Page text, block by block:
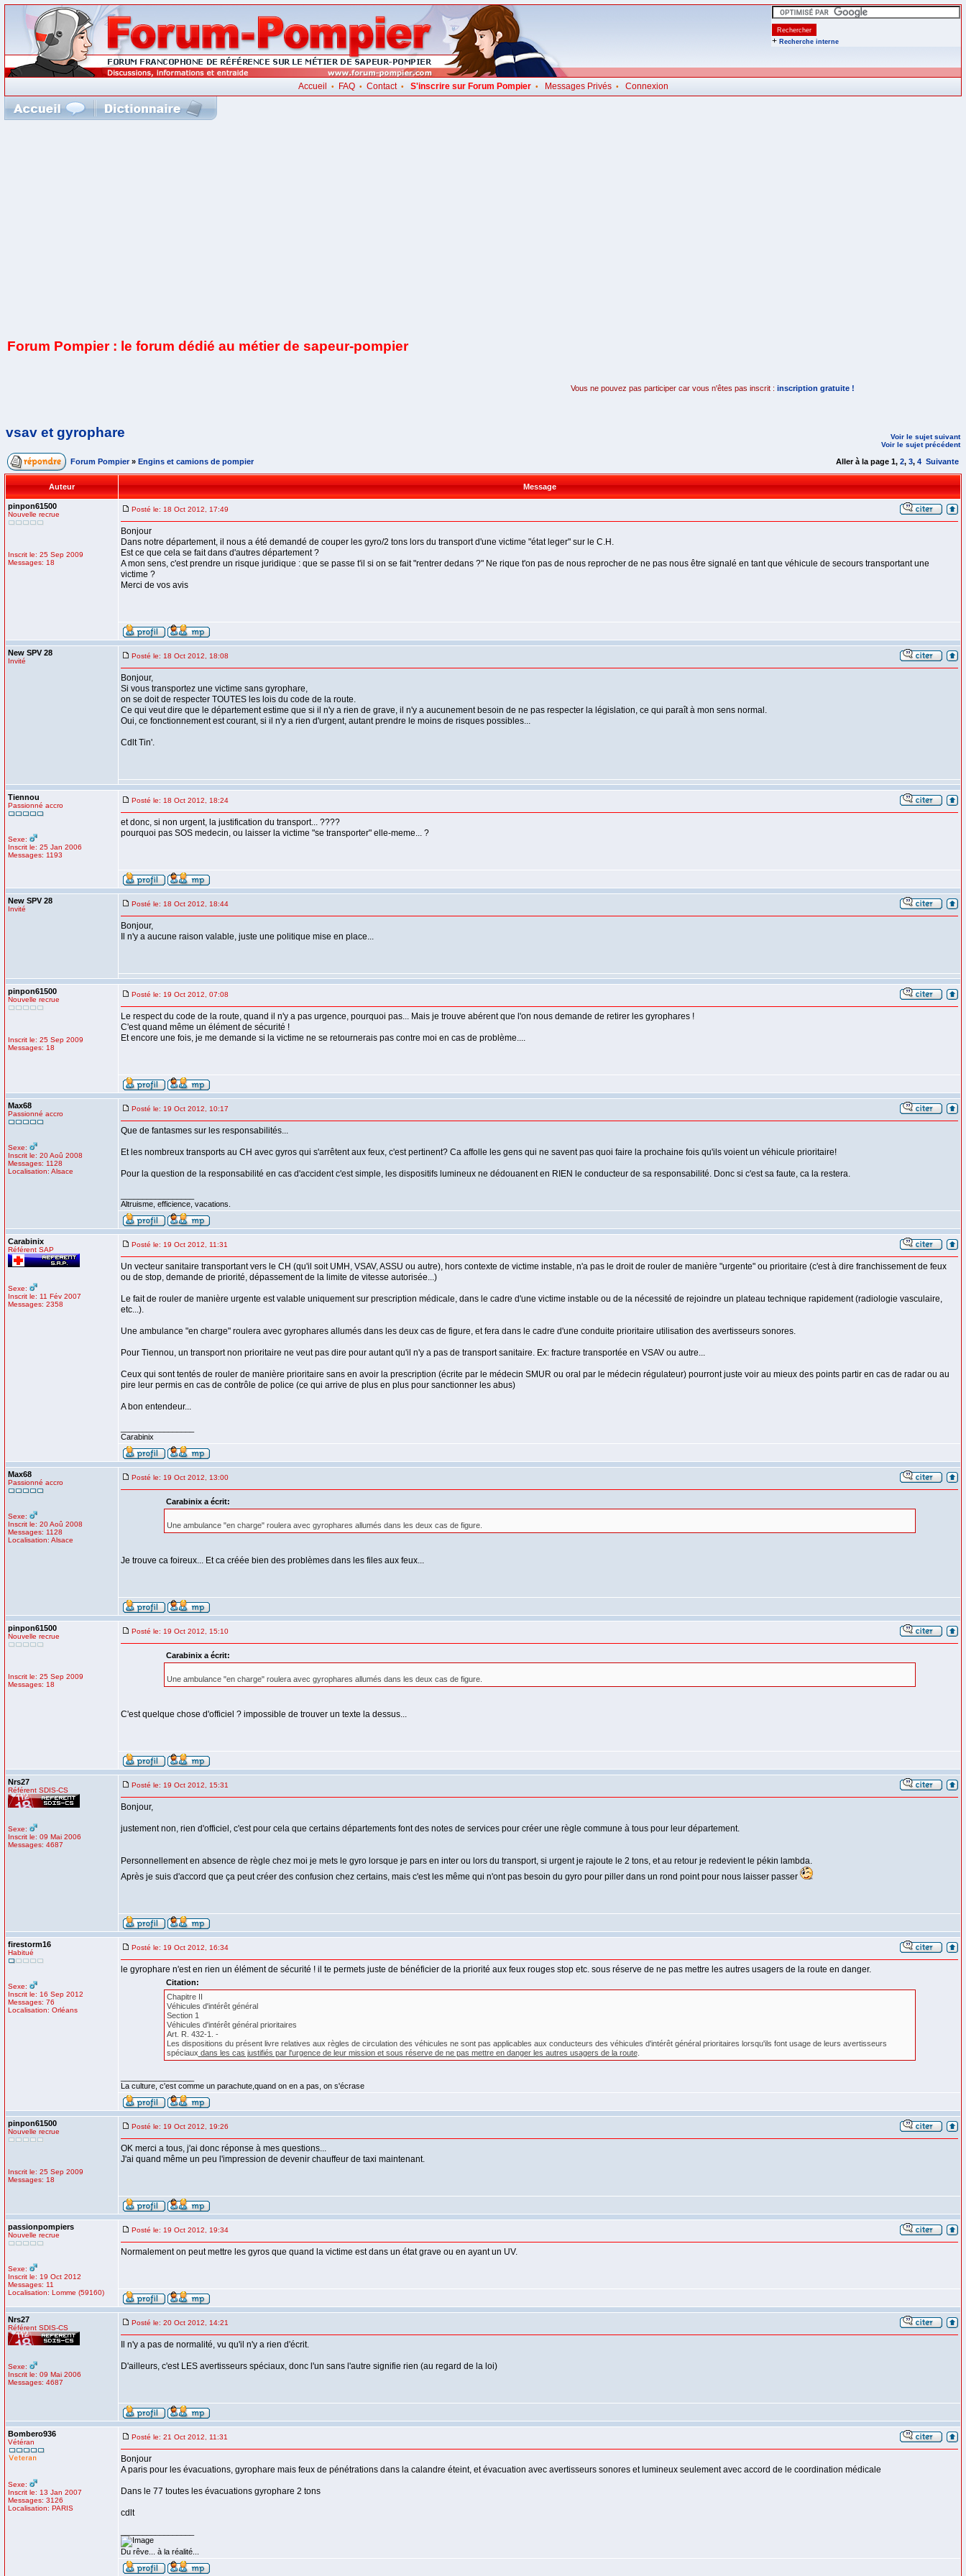
+ Recherche interne
Accueil • FAQ• Contact• S'inscrire sur Forum Pompier• Messages Privés• Connexion
Forum Pompier : le forum dédié au métier de sapeur-pompier
Vous ne pouvez pas participer car vous n'êtes pas inscrit : inscription gratuite !
vsav et gyrophare
Voir le sujet suivant
Voir le sujet précédent
Forum Pompier » Engins et camions de pompier Aller à la page 1, 2, 3, 4 Suivante
Auteur Message
pinpon61500
Nouvelle recrue
Inscrit le: 25 Sep 2009
Messages: 18
Posté le: 18 Oct 2012, 17:49
Bonjour
Dans notre département, il nous a été demandé de couper les gyro/2 tons lors du transport d'une victime "état leger" sur le C.H.
Est ce que cela se fait dans d'autres département ?
A mon sens, c'est prendre un risque juridique : que se passe t'il si on se fait "rentrer dedans ?" Ne rique t'on pas de nous reprocher de ne pas nous être signalé en tant que véhicule de secours transportant une
victime ?
Merci de vos avis
New SPV 28
Invité
Posté le: 18 Oct 2012, 18:08
Bonjour,
Si vous transportez une victime sans gyrophare,
on se doit de respecter TOUTES les lois du code de la route.
Ce qui veut dire que le département estime que si il n'y a rien de grave, il n'y a aucunement besoin de ne pas respecter la législation, ce qui paraît à mon sens normal.
Oui, ce fonctionnement est courant, si il n'y a rien d'urgent, autant prendre le moins de risques possibles...
Cdlt Tin'.
Tiennou
Passionné accro
Sexe:
Inscrit le: 25 Jan 2006
Messages: 1193
Posté le: 18 Oct 2012, 18:24
et donc, si non urgent, la justification du transport... ????
pourquoi pas SOS medecin, ou laisser la victime "se transporter" elle-meme... ?
New SPV 28
Invité
Posté le: 18 Oct 2012, 18:44
Bonjour,
Il n'y a aucune raison valable, juste une politique mise en place...
pinpon61500
Nouvelle recrue
Inscrit le: 25 Sep 2009
Messages: 18
Posté le: 19 Oct 2012, 07:08
Le respect du code de la route, quand il n'y a pas urgence, pourquoi pas... Mais je trouve abérent que l'on nous demande de retirer les gyrophares !
C'est quand même un élément de sécurité !
Et encore une fois, je me demande si la victime ne se retournerais pas contre moi en cas de problème....
Max68
Passionné accro
Sexe:
Inscrit le: 20 Aoû 2008
Messages: 1128
Localisation: Alsace
Posté le: 19 Oct 2012, 10:17
Que de fantasmes sur les responsabilités...
Et les nombreux transports au CH avec gyros qui s'arrêtent aux feux, c'est pertinent? Ca affolle les gens qui ne savent pas quoi faire la prochaine fois qu'ils voient un véhicule prioritaire!
Pour la question de la responsabilité en cas d'accident c'est simple, les dispositifs lumineux ne dédouanent en RIEN le conducteur de sa responsabilité. Donc si c'est sa faute, ca la restera.
Altruisme, efficience, vacations.
Carabinix
Référent SAP
Sexe:
Inscrit le: 11 Fév 2007
Messages: 2358
Posté le: 19 Oct 2012, 11:31
Un vecteur sanitaire transportant vers le CH (qu'il soit UMH, VSAV, ASSU ou autre), hors contexte de victime instable, n'a pas le droit de rouler de manière "urgente" ou prioritaire (c'est à dire franchissement de feux
ou de stop, demande de priorité, dépassement de la limite de vitesse autorisée...)
Le fait de rouler de manière urgente est valable uniquement sur prescription médicale, dans le cadre d'une victime instable ou de la nécessité de rejoindre un plateau technique rapidement (radiologie vasculaire,
etc...).
Une ambulance "en charge" roulera avec gyrophares allumés dans les deux cas de figure, et fera dans le cadre d'une conduite prioritaire utilisation des avertisseurs sonores.
Pour Tiennou, un transport non prioritaire ne veut pas dire pour autant qu'il n'y a pas de transport sanitaire. Ex: fracture transportée en VSAV ou autre...
Ceux qui sont tentés de rouler de manière prioritaire sans en avoir la prescription (écrite par le médecin SMUR ou oral par le médecin régulateur) pourront juste voir au mieux des points partir en cas de radar ou au
pire leur permis en cas de contrôle de police (ce qui arrive de plus en plus pour sanctionner les abus)
A bon entendeur...
Carabinix
Max68
Passionné accro
Sexe:
Inscrit le: 20 Aoû 2008
Messages: 1128
Localisation: Alsace
Posté le: 19 Oct 2012, 13:00
Carabinix a écrit:
Une ambulance "en charge" roulera avec gyrophares allumés dans les deux cas de figure.
Je trouve ca foireux... Et ca créée bien des problèmes dans les files aux feux...
pinpon61500
Nouvelle recrue
Inscrit le: 25 Sep 2009
Messages: 18
Posté le: 19 Oct 2012, 15:10
Carabinix a écrit:
Une ambulance "en charge" roulera avec gyrophares allumés dans les deux cas de figure.
C'est quelque chose d'officiel ? impossible de trouver un texte la dessus...
Nrs27
Référent SDIS-CS
Sexe:
Inscrit le: 09 Mai 2006
Messages: 4687
Posté le: 19 Oct 2012, 15:31
Bonjour,
justement non, rien d'officiel, c'est pour cela que certains départements font des notes de services pour créer une règle commune à tous pour leur département.
Personnellement en absence de règle chez moi je mets le gyro lorsque je pars en inter ou lors du transport, si urgent je rajoute le 2 tons, et au retour je redevient le pékin lambda.
Après je suis d'accord que ça peut créer des confusion chez certains, mais c'est les même qui n'ont pas besoin du gyro pour piller dans un rond point pour nous laisser passer
firestorm16
Habitué
Sexe:
Inscrit le: 16 Sep 2012
Messages: 76
Localisation: Orléans
Posté le: 19 Oct 2012, 16:34
le gyrophare n'est en rien un élément de sécurité ! il te permets juste de bénéficier de la priorité aux feux rouges stop etc. sous réserve de ne pas mettre les autres usagers de la route en danger.
Citation:
Chapitre II
Véhicules d'intérêt général
Section 1
Véhicules d'intérêt général prioritaires
Art. R. 432-1. -
Les dispositions du présent livre relatives aux règles de circulation des véhicules ne sont pas applicables aux conducteurs des véhicules d'intérêt général prioritaires lorsqu'ils font usage de leurs avertisseurs
spéciaux dans les cas justifiés par l'urgence de leur mission et sous réserve de ne pas mettre en danger les autres usagers de la route.
La culture, c'est comme un parachute,quand on en a pas, on s'écrase
pinpon61500
Nouvelle recrue
Inscrit le: 25 Sep 2009
Messages: 18
Posté le: 19 Oct 2012, 19:26
OK merci a tous, j'ai donc réponse à mes questions...
J'ai quand même un peu l'impression de devenir chauffeur de taxi maintenant.
passionpompiers
Nouvelle recrue
Sexe:
Inscrit le: 19 Oct 2012
Messages: 11
Localisation: Lomme (59160)
Posté le: 19 Oct 2012, 19:34
Normalement on peut mettre les gyros que quand la victime est dans un état grave ou en ayant un UV.
Nrs27
Référent SDIS-CS
Sexe:
Inscrit le: 09 Mai 2006
Messages: 4687
Posté le: 20 Oct 2012, 14:21
Il n'y a pas de normalité, vu qu'il n'y a rien d'écrit.
D'ailleurs, c'est LES avertisseurs spéciaux, donc l'un sans l'autre signifie rien (au regard de la loi)
Bombero936
Vétéran
Sexe:
Inscrit le: 13 Jan 2007
Messages: 3126
Localisation: PARIS
Posté le: 21 Oct 2012, 11:31
Bonjour
A paris pour les évacuations, gyrophare mais feux de pénétrations dans la calandre éteint, et évacuation avec avertisseurs sonores et lumineux seulement avec accord de le coordination médicale
Dans le 77 toutes les évacuations gyrophare 2 tons
cdlt
Du rêve... à la réalité...